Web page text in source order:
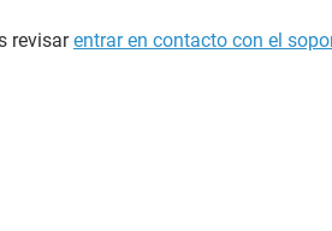
revisarentrar en contacto con el